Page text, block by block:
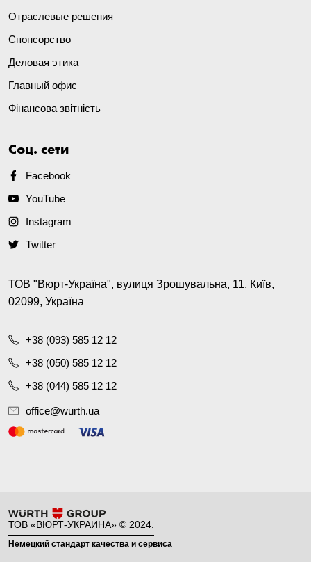
Отраслевые решения
Спонсорство
Деловая этика
Главный офис
Фінансова звітність
Соц. сети
Facebook
YouTube
Instagram
Twitter
ТОВ "Вюрт-Україна", вулиця Зрошувальна, 11, Київ,
02099, Україна
+38 (093) 585 12 12
+38 (050) 585 12 12
+38 (044) 585 12 12
office@wurth.ua
ТОВ «ВЮРТ-УКРАИНА» © 2024.
Немецкий стандарт качества и сервиса